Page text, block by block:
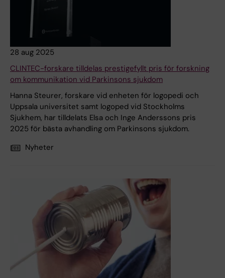
28 aug 2025
CLINTEC-forskare tilldelas prestigefyllt pris för forskning
om kommunikation vid Parkinsons sjukdom
Hanna Steurer, forskare vid enheten för logopedi och
Uppsala universitet samt logoped vid Stockholms
Sjukhem, har tilldelats Elsa och Inge Anderssons pris
2025 för bästa avhandling om Parkinsons sjukdom.
Nyheter